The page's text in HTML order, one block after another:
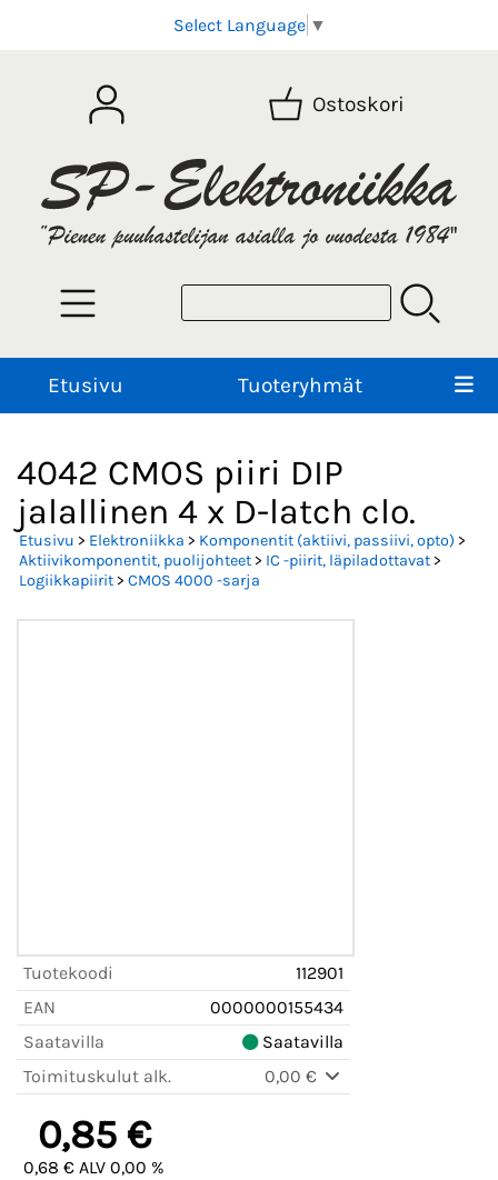
Select Language ▼
Ostoskori
Etusivu Tuoteryhmät
4042 CMOS piiri DIP
jalallinen 4 x D-latch clo.
Etusivu > Elektroniikka > Komponentit (aktiivi, passiivi, opto) >
Aktiivikomponentit, puolijohteet> IC -piirit, läpiladottavat>
Logiikkapiirit> CMOS 4000 -sarja
Tuotekoodi
112901
EAN
0000000155434
Saatavilla
Saatavilla
Toimituskulut alk.
0,00 €
0,85 €
0,68 € ALV 0,00 %